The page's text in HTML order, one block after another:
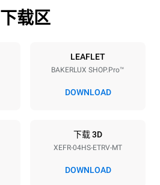
烤盘规格
460x330
3 kW
下载区
LEAFLET
BAKERLUX SHOP.Pro™
DOWNLOAD
下载 3D
XEFR-04HS-ETRV-MT
DOWNLOAD